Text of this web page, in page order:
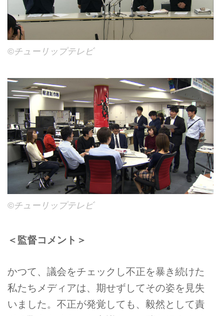
©チューリップテレビ
©チューリップテレビ
＜監督コメント＞
かつて、議会をチェックし不正を暴き続けた
私たちメディアは、期せずしてその姿を見失
いました。不正が発覚しても、毅然として責